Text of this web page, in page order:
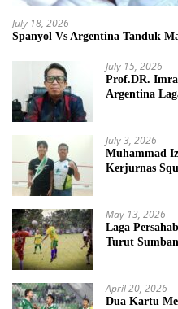
July 18, 2026
Spanyol Vs Argentina Tanduk
July 15, 2026
Prof.DR.
Argentina
July 3, 2026
Muhammad
Kerjurnas
May 13, 2026
Laga
Turut
April 20, 2026
Dua Kartu